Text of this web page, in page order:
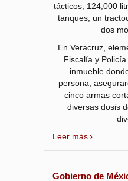
tácticos, 124,000
tanques, un
dos
En Veracruz,
Fiscalía y
inmueble
persona,
cinco armas
diversas dosis
Leer más
Gobierno de